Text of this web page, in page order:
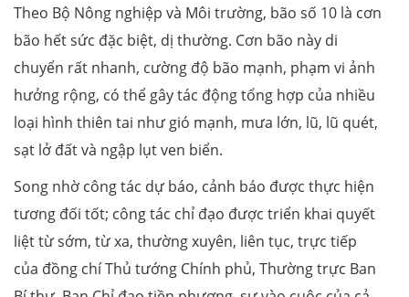
Theo Bộ Nông nghiệp và Môi trường, bão số 10 là cơn
bão hết sức đặc biệt, dị thường. Cơn bão này di
chuyển rất nhanh, cường độ bão mạnh, phạm vi ảnh
hưởng rộng, có thể gây tác động tổng hợp của nhiều
loại hình thiên tai như gió mạnh, mưa lớn, lũ, lũ quét,
sạt lở đất và ngập lụt ven biển.
Song nhờ công tác dự báo, cảnh báo được thực hiện
tương đối tốt; công tác chỉ đạo được triển khai quyết
liệt từ sớm, từ xa, thường xuyên, liên tục, trực tiếp
của đồng chí Thủ tướng Chính phủ, Thường trực Ban